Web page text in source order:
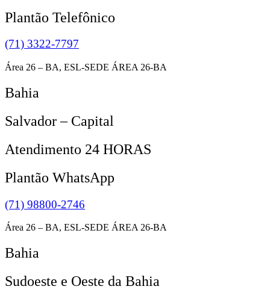
Plantão Telefônico
(71) 3322-7797
Área 26 – BA, ESL-SEDE ÁREA 26-BA
Bahia
Salvador – Capital
Atendimento 24 HORAS
Plantão WhatsApp
(71) 98800-2746
Área 26 – BA, ESL-SEDE ÁREA 26-BA
Bahia
Sudoeste e Oeste da Bahia